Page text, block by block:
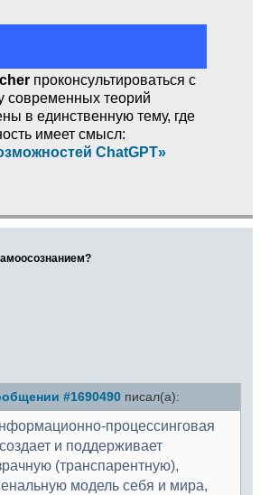
проконсультироваться с
современных теорий
в единственную тему, где
имеет смысл:
ChatGPT»
#1690490 писал(а):
процессинговая
и поддерживает
(транспарентную),
модель себя и мира,